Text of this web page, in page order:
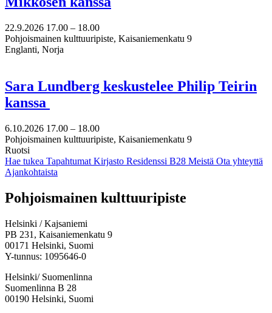
22.9.2026 17.00 – 18.00
Pohjoismainen kulttuuripiste, Kaisaniemenkatu 9
Englanti, Norja
Sara Lundberg keskustelee Philip Teirin
kanssa
6.10.2026 17.00 – 18.00
Pohjoismainen kulttuuripiste, Kaisaniemenkatu 9
Ruotsi
Hae tukea Tapahtumat Kirjasto Residenssi B28 Meistä Ota yhteyttä
Ajankohtaista
Facebook:
Avataan
välilehteen
Instagram:
Avataan
välilehteen
TikTok:
Avataan
välilehteen
Youtube:
Avataan
välilehteen
Vimeo:
Avataan
välilehteen
Pohjoismainen kulttuuripiste
Helsinki / Kajsaniemi
PB 231, Kaisaniemenkatu 9
00171 Helsinki, Suomi
Y-tunnus: 1095646-0
Helsinki/ Suomenlinna
Suomenlinna B 28
00190 Helsinki, Suomi